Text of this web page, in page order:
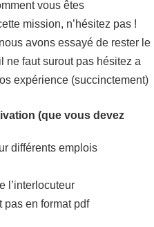
vous êtes
mission, n’hésitez pas !
avons essayé de rester le
ne faut surout pas hésitez a
expérience (succinctement)
(que vous devez
différents emplois
l’interlocuteur
pas en format pdf